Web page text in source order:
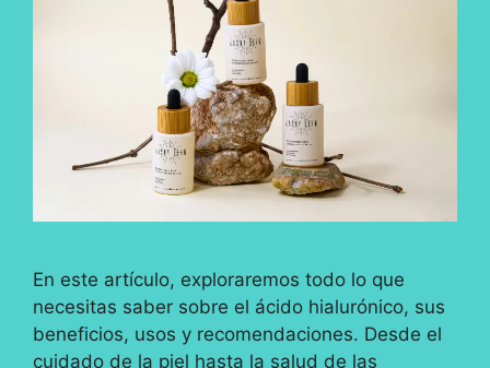
En este artículo, exploraremos todo lo que
necesitas saber sobre el ácido hialurónico, sus
beneficios, usos y recomendaciones. Desde el
cuidado de la piel hasta la salud de las